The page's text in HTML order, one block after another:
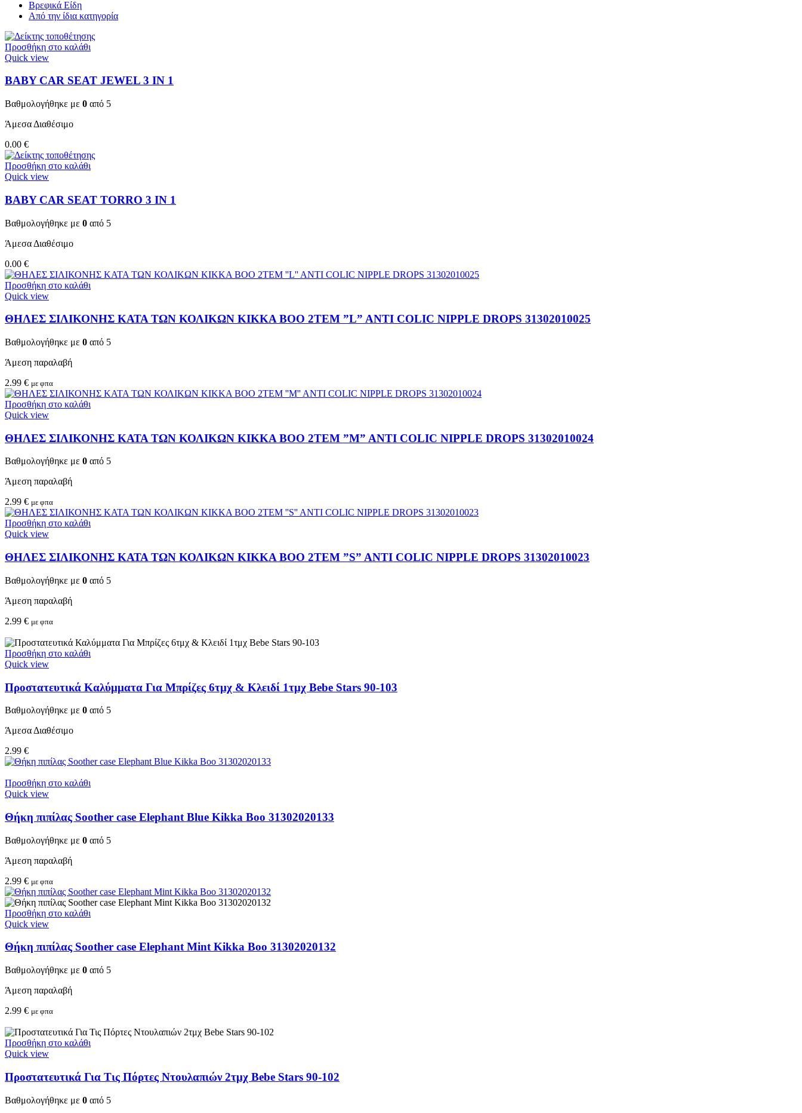
Βρεφικά Είδη
Από την ίδια κατηγορία
Προσθήκη στο καλάθι
Quick view
BABY CAR SEAT JEWEL 3 ΙΝ 1
Βαθμολογήθηκε με 0 από 5
Άμεσα Διαθέσιμο
0.00 €
Προσθήκη στο καλάθι
Quick view
BABY CAR SEAT TORRO 3 ΙΝ 1
Βαθμολογήθηκε με 0 από 5
Άμεσα Διαθέσιμο
0.00 €
Προσθήκη στο καλάθι
Quick view
ΘΗΛΕΣ ΣΙΛΙΚΟΝΗΣ ΚΑΤΑ ΤΩΝ ΚΟΛΙΚΩΝ KIKKA BOO 2TEM ”L” ANTI COLIC NIPPLE DROPS 31302010025
Βαθμολογήθηκε με 0 από 5
Άμεση παραλαβή
2.99 € με φπα
Προσθήκη στο καλάθι
Quick view
ΘΗΛΕΣ ΣΙΛΙΚΟΝΗΣ ΚΑΤΑ ΤΩΝ ΚΟΛΙΚΩΝ KIKKA BOO 2TEM ”M” ANTI COLIC NIPPLE DROPS 31302010024
Βαθμολογήθηκε με 0 από 5
Άμεση παραλαβή
2.99 € με φπα
Προσθήκη στο καλάθι
Quick view
ΘΗΛΕΣ ΣΙΛΙΚΟΝΗΣ ΚΑΤΑ ΤΩΝ ΚΟΛΙΚΩΝ KIKKA BOO 2TEM ”S” ANTI COLIC NIPPLE DROPS 31302010023
Βαθμολογήθηκε με 0 από 5
Άμεση παραλαβή
2.99 € με φπα
Προσθήκη στο καλάθι
Quick view
Προστατευτικά Καλύμματα Για Μπρίζες 6τμχ & Κλειδί 1τμχ Bebe Stars 90-103
Βαθμολογήθηκε με 0 από 5
Άμεσα Διαθέσιμο
2.99 €
Προσθήκη στο καλάθι
Quick view
Θήκη πιπίλας Soother case Elephant Blue Kikka Boo 31302020133
Βαθμολογήθηκε με 0 από 5
Άμεση παραλαβή
2.99 € με φπα
Προσθήκη στο καλάθι
Quick view
Θήκη πιπίλας Soother case Elephant Mint Kikka Boo 31302020132
Βαθμολογήθηκε με 0 από 5
Άμεση παραλαβή
2.99 € με φπα
Προσθήκη στο καλάθι
Quick view
Προστατευτικά Για Τις Πόρτες Ντουλαπιών 2τμχ Bebe Stars 90-102
Βαθμολογήθηκε με 0 από 5